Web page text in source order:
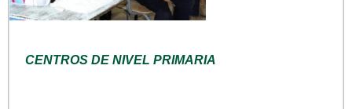
CENTROS DE NIVEL PRIMARIA